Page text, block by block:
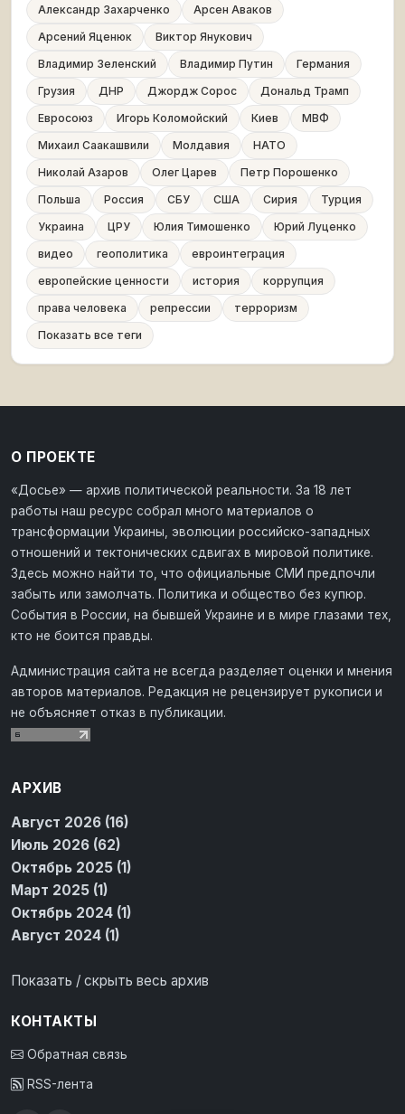
Александр Захарченко
Арсен Аваков
Арсений Яценюк
Виктор Янукович
Владимир Зеленский
Владимир Путин
Германия
Грузия
ДНР Джордж Сорос
Дональд Трамп
Евросоюз
Игорь Коломойский Киев
МВФ
Михаил Саакашвили
Молдавия
НАТО
Николай Азаров
Олег Царев
Петр Порошенко
Польша
Россия СБУ США Сирия
Турция
Украина
ЦРУ Юлия Тимошенко
Юрий Луценко
видео
геополитика
евроинтеграция
европейские ценности
история
коррупция
права человека
репрессии
терроризм
Показать все теги
О ПРОЕКТЕ
«Досье» — архив политической реальности. За 18 лет
работы наш ресурс собрал много материалов о
трансформации Украины, эволюции российско-западных
отношений и тектонических сдвигах в мировой политике.
Здесь можно найти то, что официальные СМИ предпочли
забыть или замолчать. Политика и общество без купюр.
События в России, на бывшей Украине и в мире глазами тех,
кто не боится правды.
Администрация сайта не всегда разделяет оценки и мнения
авторов материалов. Редакция не рецензирует рукописи и
не объясняет отказ в публикации.
АРХИВ
Август 2026 (16)
Июль 2026 (62)
Октябрь 2025 (1)
Март 2025 (1)
Октябрь 2024 (1)
Август 2024 (1)
Показать / скрыть весь архив
КОНТАКТЫ
Обратная связь
RSS-лента